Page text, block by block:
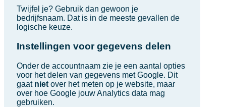
Twijfel je? Gebruik dan gewoon je
bedrijfsnaam. Dat is in de meeste gevallen de
logische keuze.
Instellingen voor gegevens delen
Onder de accountnaam zie je een aantal opties
voor het delen van gegevens met Google. Dit
gaat niet over het meten op je website, maar
over hoe Google jouw Analytics data mag
gebruiken.